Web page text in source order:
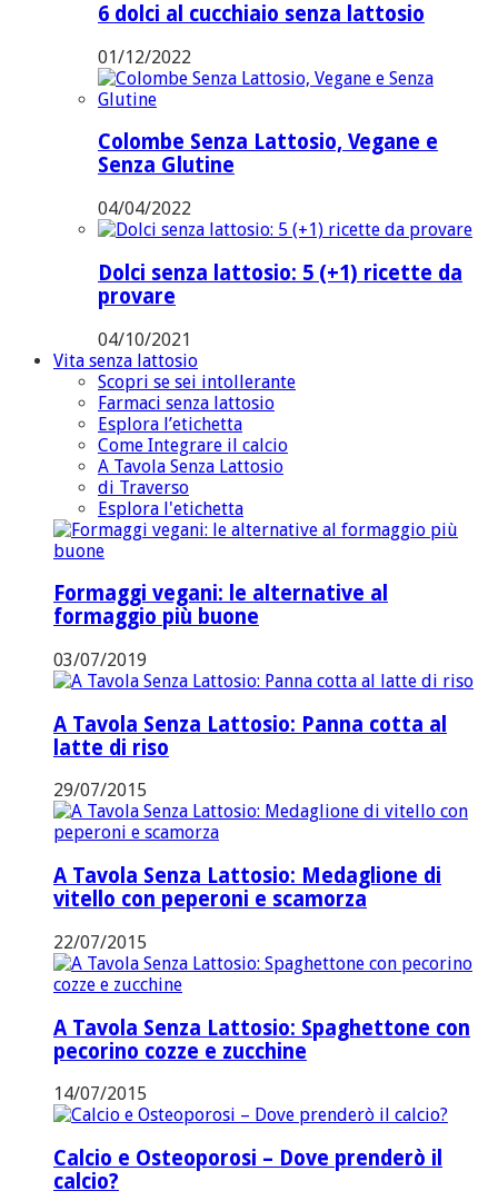
6 dolci al cucchiaio senza lattosio
01/12/2022
Colombe Senza Lattosio, Vegane e
Senza Glutine
04/04/2022
Dolci senza lattosio: 5 (+1) ricette da
provare
04/10/2021
Vita senza lattosio
Scopri se sei intollerante
Farmaci senza lattosio
Esplora l’etichetta
Come Integrare il calcio
A Tavola Senza Lattosio
di Traverso
Esplora l'etichetta
Formaggi vegani: le alternative al
formaggio più buone
03/07/2019
A Tavola Senza Lattosio: Panna cotta al
latte di riso
29/07/2015
A Tavola Senza Lattosio: Medaglione di
vitello con peperoni e scamorza
22/07/2015
A Tavola Senza Lattosio: Spaghettone con
pecorino cozze e zucchine
14/07/2015
Calcio e Osteoporosi – Dove prenderò il
calcio?